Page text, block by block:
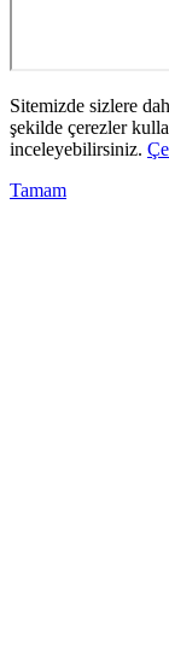
Sitemizde sizlere
şekilde çerezler
inceleyebilirsiniz.
Tamam